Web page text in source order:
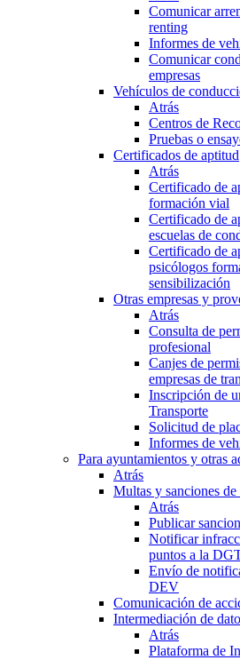
Comunicar
renting
Informes de
Comunicar
empresas
Vehículos de
Atrás
Centros de
Pruebas o
Certificados de aptitud
Atrás
Certificado de
formación vial
Certificado de
escuelas de
Certificado de
psicólogos
sensibilización
Otras empresas y
Atrás
Consulta de
profesional
Canjes de
empresas de
Inscripción de
Transporte
Solicitud de
Informes de
Para ayuntamientos y otras
Atrás
Multas y sanciones
Atrás
Publicar
Notificar
puntos a la
Envío de
DEV
Comunicación de
Intermediación de
Atrás
Plataforma de